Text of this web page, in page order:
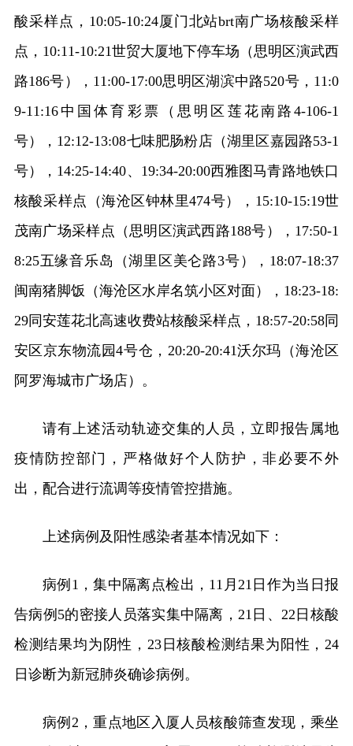
酸采样点，10:05-10:24厦门北站brt南广场核酸采样
点，10:11-10:21世贸大厦地下停车场（思明区演武西
路186号），11:00-17:00思明区湖滨中路520号，11:0
9-11:16中国体育彩票（思明区莲花南路4-106-1
号），12:12-13:08七味肥肠粉店（湖里区嘉园路53-1
号），14:25-14:40、19:34-20:00西雅图马青路地铁口
核酸采样点（海沧区钟林里474号），15:10-15:19世
茂南广场采样点（思明区演武西路188号），17:50-1
8:25五缘音乐岛（湖里区美仑路3号），18:07-18:37
闽南猪脚饭（海沧区水岸名筑小区对面），18:23-18:
29同安莲花北高速收费站核酸采样点，18:57-20:58同
安区京东物流园4号仓，20:20-20:41沃尔玛（海沧区
阿罗海城市广场店）。
请有上述活动轨迹交集的人员，立即报告属地
疫情防控部门，严格做好个人防护，非必要不外
出，配合进行流调等疫情管控措施。
上述病例及阳性感染者基本情况如下：
病例1，集中隔离点检出，11月21日作为当日报
告病例5的密接人员落实集中隔离，21日、22日核酸
检测结果均为阴性，23日核酸检测结果为阳性，24
日诊断为新冠肺炎确诊病例。
病例2，重点地区入厦人员核酸筛查发现，乘坐